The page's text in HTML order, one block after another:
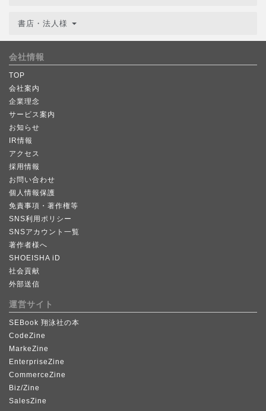
書店・法人様
会社情報
TOP
会社案内
企業理念
サービス案内
お知らせ
IR情報
アクセス
採用情報
お問い合わせ
個人情報保護
免責事項・著作権等
SNS利用ポリシー
SNSアカウント一覧
著作者様へ
SHOEISHA iD
社会貢献
外部送信
運営サイト
SEBook 翔泳社の本
CodeZine
MarkeZine
EnterpriseZine
CommerceZine
Biz/Zine
SalesZine